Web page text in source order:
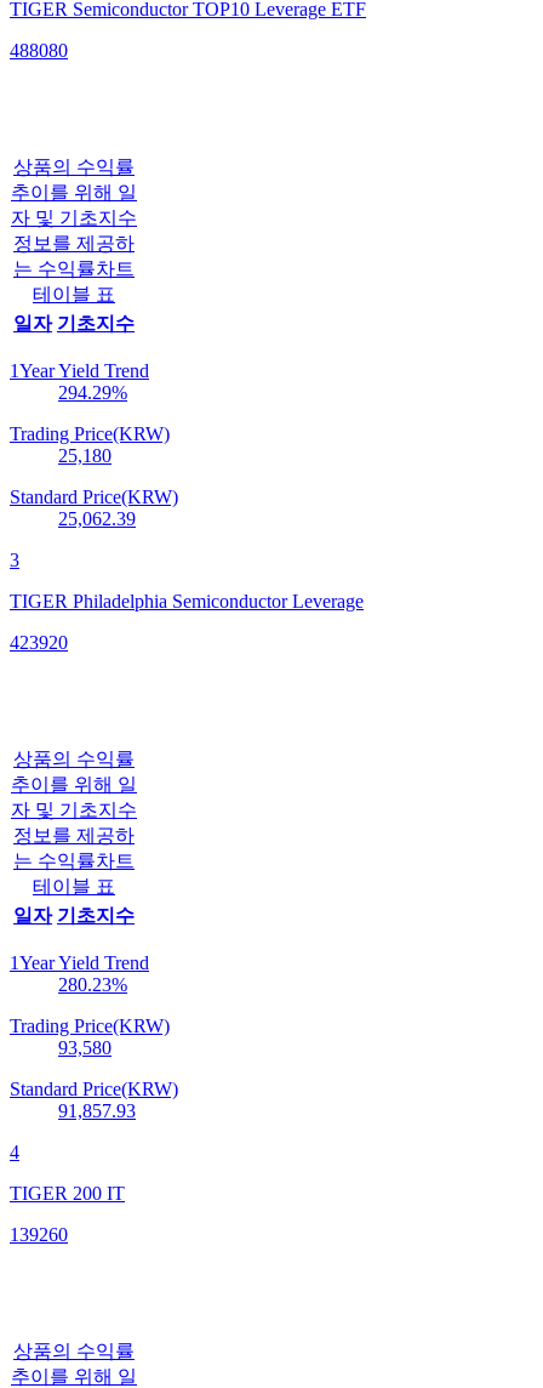
TIGER Semiconductor TOP10 Leverage ETF
488080
상품의 수익률
추이를 위해 일
자 및 기초지수
정보를 제공하
는 수익률차트
테이블 표
일자 기초지수
1Year Yield Trend
294.29%
Trading Price(KRW)
25,180
Standard Price(KRW)
25,062.39
3
TIGER Philadelphia Semiconductor Leverage
423920
상품의 수익률
추이를 위해 일
자 및 기초지수
정보를 제공하
는 수익률차트
테이블 표
일자 기초지수
1Year Yield Trend
280.23%
Trading Price(KRW)
93,580
Standard Price(KRW)
91,857.93
4
TIGER 200 IT
139260
상품의 수익률
추이를 위해 일